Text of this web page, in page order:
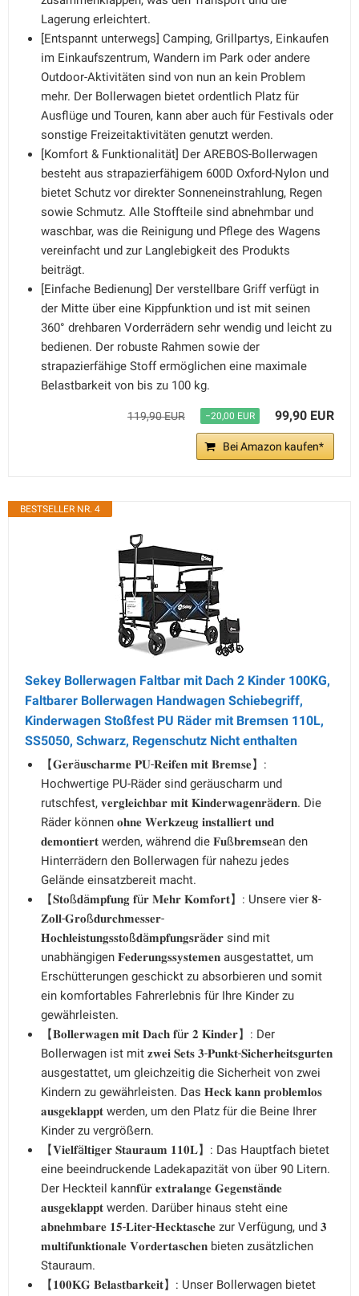
Lagerung erleichtert.
[Entspannt unterwegs] Camping, Grillpartys, Einkaufen
im Einkaufszentrum, Wandern im Park oder andere
Outdoor-Aktivitäten sind von nun an kein Problem
mehr. Der Bollerwagen bietet ordentlich Platz für
Ausflüge und Touren, kann aber auch für Festivals oder
sonstige Freizeitaktivitäten genutzt werden.
[Komfort & Funktionalität] Der AREBOS-Bollerwagen
besteht aus strapazierfähigem 600D Oxford-Nylon und
bietet Schutz vor direkter Sonneneinstrahlung, Regen
sowie Schmutz. Alle Stoffteile sind abnehmbar und
waschbar, was die Reinigung und Pflege des Wagens
vereinfacht und zur Langlebigkeit des Produkts
beiträgt.
[Einfache Bedienung] Der verstellbare Griff verfügt in
der Mitte über eine Kippfunktion und ist mit seinen
360° drehbaren Vorderrädern sehr wendig und leicht zu
bedienen. Der robuste Rahmen sowie der
strapazierfähige Stoff ermöglichen eine maximale
Belastbarkeit von bis zu 100 kg.
119,90 EUR −20,00 EUR 99,90 EUR
Bei Amazon kaufen*
BESTSELLER NR. 4
Sekey Bollerwagen Faltbar mit Dach 2 Kinder 100KG,
Faltbarer Bollerwagen Handwagen Schiebegriff,
Kinderwagen Stoßfest PU Räder mit Bremsen 110L,
SS5050, Schwarz, Regenschutz Nicht enthalten
【𝐆𝐞𝐫ä𝐮𝐬𝐜𝐡𝐚𝐫𝐦𝐞 𝐏𝐔-𝐑𝐞𝐢𝐟𝐞𝐧 𝐦𝐢𝐭 𝐁𝐫𝐞𝐦𝐬𝐞】:
Hochwertige PU-Räder sind geräuscharm und
rutschfest, 𝐯𝐞𝐫𝐠𝐥𝐞𝐢𝐜𝐡𝐛𝐚𝐫 𝐦𝐢𝐭 𝐊𝐢𝐧𝐝𝐞𝐫𝐰𝐚𝐠𝐞𝐧𝐫ä𝐝𝐞𝐫𝐧. Die
Räder können 𝐨𝐡𝐧𝐞 𝐖𝐞𝐫𝐤𝐳𝐞𝐮𝐠 𝐢𝐧𝐬𝐭𝐚𝐥𝐥𝐢𝐞𝐫𝐭 𝐮𝐧𝐝
𝐝𝐞𝐦𝐨𝐧𝐭𝐢𝐞𝐫𝐭 werden, während die 𝐅𝐮ß𝐛𝐫𝐞𝐦𝐬𝐞an den
Hinterrädern den Bollerwagen für nahezu jedes
Gelände einsatzbereit macht.
【𝐒𝐭𝐨ß𝐝ä𝐦𝐩𝐟𝐮𝐧𝐠 𝐟ü𝐫 𝐌𝐞𝐡𝐫 𝐊𝐨𝐦𝐟𝐨𝐫𝐭】: Unsere vier 𝟖-
𝐙𝐨𝐥𝐥-𝐆𝐫𝐨ß𝐝𝐮𝐫𝐜𝐡𝐦𝐞𝐬𝐬𝐞𝐫-
𝐇𝐨𝐜𝐡𝐥𝐞𝐢𝐬𝐭𝐮𝐧𝐠𝐬𝐬𝐭𝐨ß𝐝ä𝐦𝐩𝐟𝐮𝐧𝐠𝐬𝐫ä𝐝𝐞𝐫 sind mit
unabhängigen 𝐅𝐞𝐝𝐞𝐫𝐮𝐧𝐠𝐬𝐬𝐲𝐬𝐭𝐞𝐦𝐞𝐧 ausgestattet, um
Erschütterungen geschickt zu absorbieren und somit
ein komfortables Fahrerlebnis für Ihre Kinder zu
gewährleisten.
【𝐁𝐨𝐥𝐥𝐞𝐫𝐰𝐚𝐠𝐞𝐧 𝐦𝐢𝐭 𝐃𝐚𝐜𝐡 𝐟ü𝐫 𝟐 𝐊𝐢𝐧𝐝𝐞𝐫】: Der
Bollerwagen ist mit 𝐳𝐰𝐞𝐢 𝐒𝐞𝐭𝐬 𝟑-𝐏𝐮𝐧𝐤𝐭-𝐒𝐢𝐜𝐡𝐞𝐫𝐡𝐞𝐢𝐭𝐬𝐠𝐮𝐫𝐭𝐞𝐧
ausgestattet, um gleichzeitig die Sicherheit von zwei
Kindern zu gewährleisten. Das 𝐇𝐞𝐜𝐤 𝐤𝐚𝐧𝐧 𝐩𝐫𝐨𝐛𝐥𝐞𝐦𝐥𝐨𝐬
𝐚𝐮𝐬𝐠𝐞𝐤𝐥𝐚𝐩𝐩𝐭 werden, um den Platz für die Beine Ihrer
Kinder zu vergrößern.
【𝐕𝐢𝐞𝐥𝐟ä𝐥𝐭𝐢𝐠𝐞𝐫 𝐒𝐭𝐚𝐮𝐫𝐚𝐮𝐦 𝟏𝟏𝟎𝐋】: Das Hauptfach bietet
eine beeindruckende Ladekapazität von über 90 Litern.
Der Heckteil kann𝐟ü𝐫 𝐞𝐱𝐭𝐫𝐚𝐥𝐚𝐧𝐠𝐞 𝐆𝐞𝐠𝐞𝐧𝐬𝐭ä𝐧𝐝𝐞
𝐚𝐮𝐬𝐠𝐞𝐤𝐥𝐚𝐩𝐩𝐭 werden. Darüber hinaus steht eine
𝐚𝐛𝐧𝐞𝐡𝐦𝐛𝐚𝐫𝐞 𝟏𝟓-𝐋𝐢𝐭𝐞𝐫-𝐇𝐞𝐜𝐤𝐭𝐚𝐬𝐜𝐡𝐞 zur Verfügung, und 𝟑
𝐦𝐮𝐥𝐭𝐢𝐟𝐮𝐧𝐤𝐭𝐢𝐨𝐧𝐚𝐥𝐞 𝐕𝐨𝐫𝐝𝐞𝐫𝐭𝐚𝐬𝐜𝐡𝐞𝐧 bieten zusätzlichen
Stauraum.
【𝟏𝟎𝟎𝐊𝐆 𝐁𝐞𝐥𝐚𝐬𝐭𝐛𝐚𝐫𝐤𝐞𝐢𝐭】: Unser Bollerwagen bietet